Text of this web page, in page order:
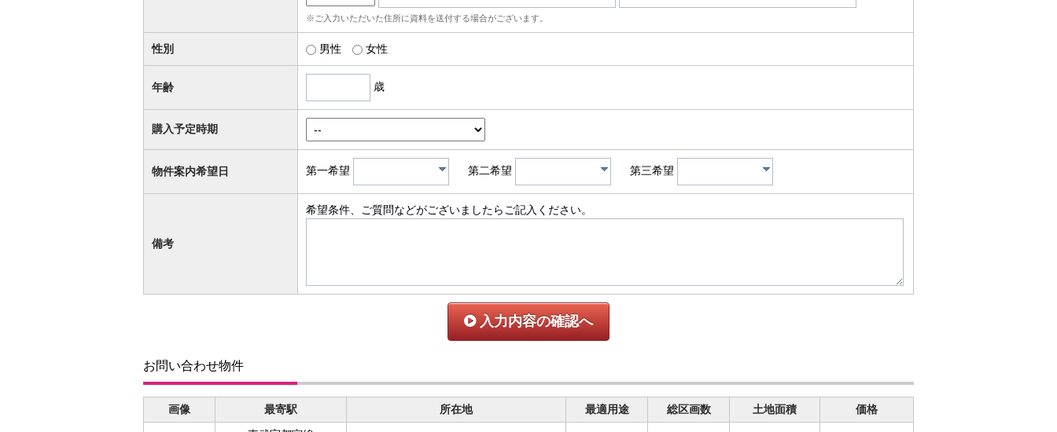
※ご入力いただいた住所に資料を送付する場合がございます。
性別 男性 女性
年齢 歳
購入予定時期
物件案内希望日 第一希望 第二希望 第三希望
備考
希望条件、ご質問などがございましたらご記入ください。
入力内容の確認へ
お問い合わせ物件
画像 最寄駅 所在地 最適用途 総区画数 土地面積
価格